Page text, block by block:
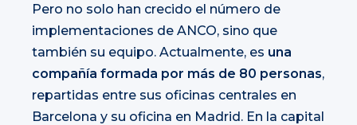
Pero no solo han crecido el número de
implementaciones de ANCO, sino que
también su equipo. Actualmente, es una
compañía formada por más de 80 personas,
repartidas entre sus oficinas centrales en
Barcelona y su oficina en Madrid. En la capital